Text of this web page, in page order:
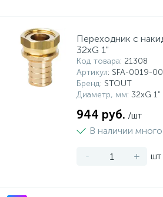
Переходник с
32xG 1"
Код товара: 21308
Артикул: SFA-0019-
Бренд: STOUT
Диаметр, мм: 32xG 1"
944 руб. /шт
В наличии много
- + шт